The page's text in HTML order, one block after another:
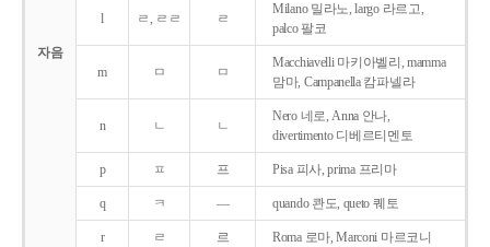
자음
l ㄹ, ㄹㄹ ㄹ
Milano 밀라노, largo 라르고,
palco 팔코
m ㅁ ㅁ
Macchiavelli 마키아벨리, mamma
맘마, Campanella 캄파넬라
n ㄴ ㄴ
Nero 네로, Anna 안나,
divertimento 디베르티멘토
p ㅍ 프 Pisa 피사, prima 프리마
q ㅋ ― quando 콴도, queto 퀘토
r ㄹ 르 Roma 로마, Marconi 마르코니